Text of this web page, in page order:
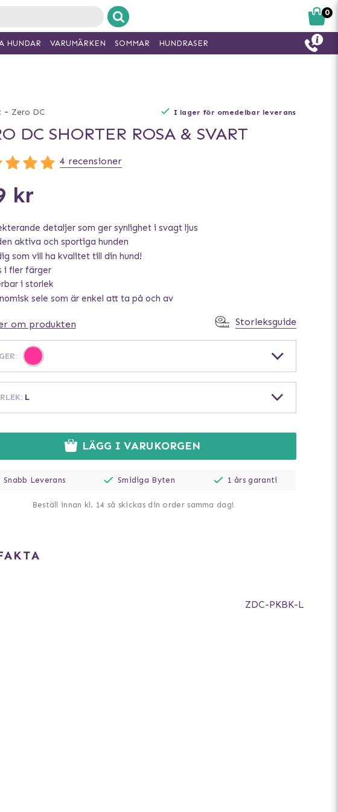
- Zero DC I lager för omedelbar leverans
DC SHORTER ROSA & SVART
4 recensioner
kr
detaljer som ger synlighet i svagt ljus
aktiva och sportiga hunden
som vill ha kvalitet till din hund!
i fler färger
i storlek
sele som är enkel att ta på och av
om produkten Storleksguide
:
: L
LÄGG I VARUKORGEN
Snabb Leverans Smidiga Byten 1 års garanti
Beställ innan kl. 14 så skickas din order samma dag!
ZDC-PKBK-L
0
HUNDAR VARUMÄRKEN SOMMAR HUNDRASER